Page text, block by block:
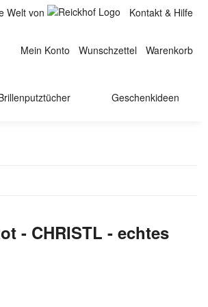
Kontakt & Hilfe
Welt von
Mein Konto Wunschzettel Warenkorb
Geschenkideen
- CHRISTL - echtes